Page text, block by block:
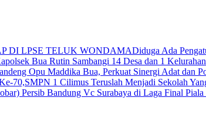
DI LPSE TELUK WONDAMADiduga Ada
Bua Rutin Sambangi 14 Desa dan 1
Opu Maddika Bua, Perkuat Sinergi Adat dan
70,SMPN 1 Cilimus Teruslah Menjadi Sekolah
Persib Bandung Vc Surabaya di Laga Final